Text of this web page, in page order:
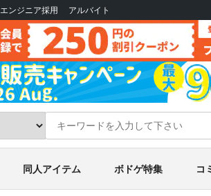
エンジニア採用 アルバイト
同人アイテム ボドゲ特集 コ